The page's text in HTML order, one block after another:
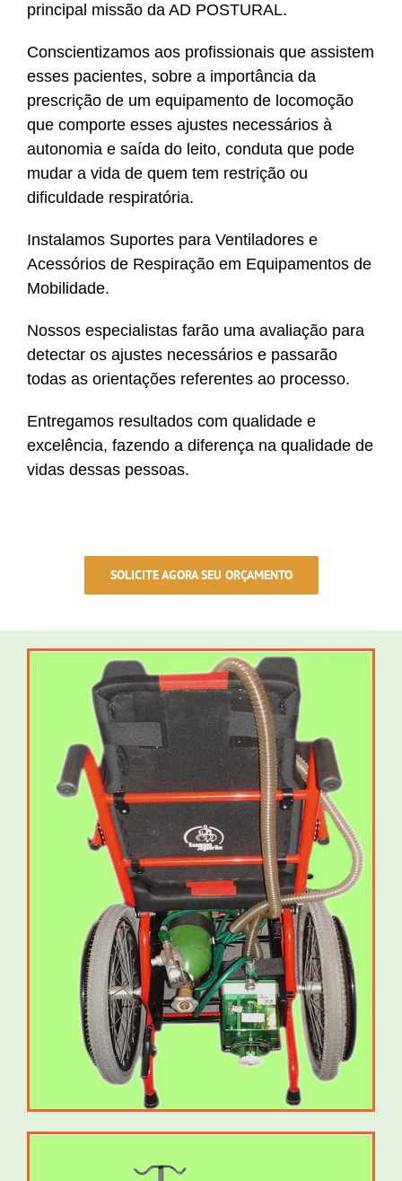
principal missão da AD POSTURAL.
Conscientizamos aos profissionais que assistem
esses pacientes, sobre a importância da
prescrição de um equipamento de locomoção
que comporte esses ajustes necessários à
autonomia e saída do leito, conduta que pode
mudar a vida de quem tem restrição ou
dificuldade respiratória.
Instalamos Suportes para Ventiladores e
Acessórios de Respiração em Equipamentos de
Mobilidade.
Nossos especialistas farão uma avaliação para
detectar os ajustes necessários e passarão
todas as orientações referentes ao processo.
Entregamos resultados com qualidade e
excelência, fazendo a diferença na qualidade de
vidas dessas pessoas.
SOLICITE AGORA SEU ORÇAMENTO